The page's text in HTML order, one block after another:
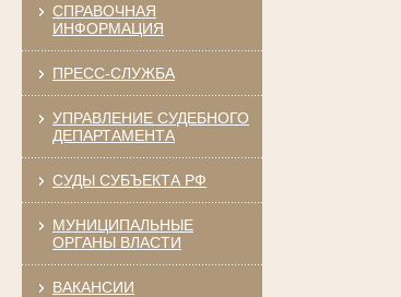
СПРАВОЧНАЯ
ИНФОРМАЦИЯ
ПРЕСС-СЛУЖБА
УПРАВЛЕНИЕ СУДЕБНОГО
ДЕПАРТАМЕНТА
СУДЫ СУБЪЕКТА РФ
МУНИЦИПАЛЬНЫЕ
ОРГАНЫ ВЛАСТИ
ВАКАНСИИ